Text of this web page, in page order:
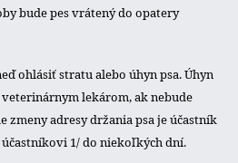
bude pes vrátený do opatery
ohlásiť stratu alebo úhyn psa. Úhyn
lekárom, ak nebude
zmeny adresy držania psa je účastník
1/ do niekoľkých dní.